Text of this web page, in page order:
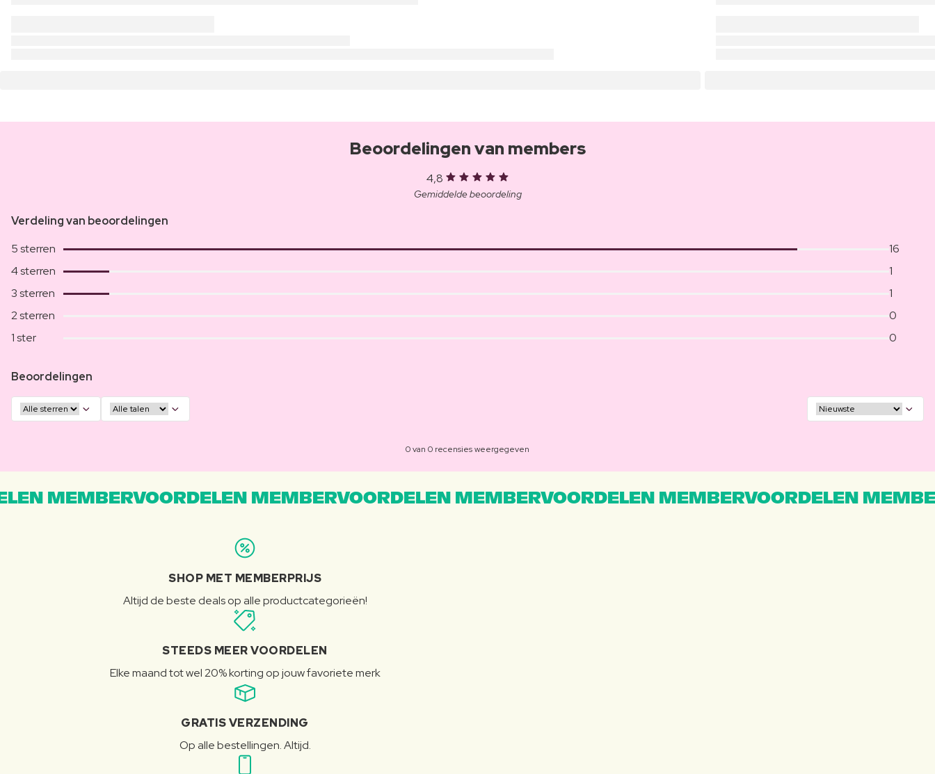
Beoordelingen van members
4,8
Gemiddelde beoordeling
Verdeling van beoordelingen
5 sterren
16
4 sterren
1
3 sterren
1
2 sterren
0
1 ster
0
Beoordelingen
0 van 0 recensies weergegeven
MEMBERVOORDELEN MEMBERVOORDELEN MEMBERVOORDELEN MEMBERVOORDELEN
SHOP MET MEMBERPRIJS
Altijd de beste deals op alle productcategorieën!
STEEDS MEER VOORDELEN
Elke maand tot wel 20% korting op jouw favoriete merk
GRATIS VERZENDING
Op alle bestellingen. Altijd.